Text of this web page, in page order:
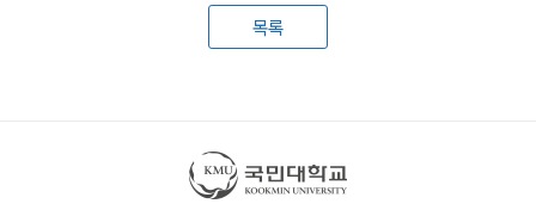
목록
국민대학교